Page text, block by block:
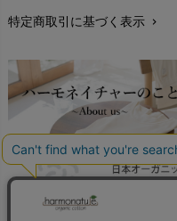
返品交換chevron_right
FAXでのご注文
お問い合わせchevron_right
特定商取引に基づく表示 chevron_right